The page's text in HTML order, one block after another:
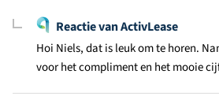
Reactie van ActivLease
Hoi Niels, dat is leuk om te horen.
voor het compliment en het mooie